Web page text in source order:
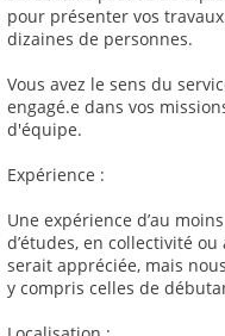
pour présenter vos
dizaines de personnes.
Vous avez le sens du
engagé.e dans vos
d'équipe.
Expérience :
Une expérience d’au
d’études, en collectivité
serait appréciée, mais
y compris celles de